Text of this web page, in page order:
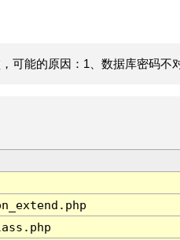
可能的原因：1、数据库密码不